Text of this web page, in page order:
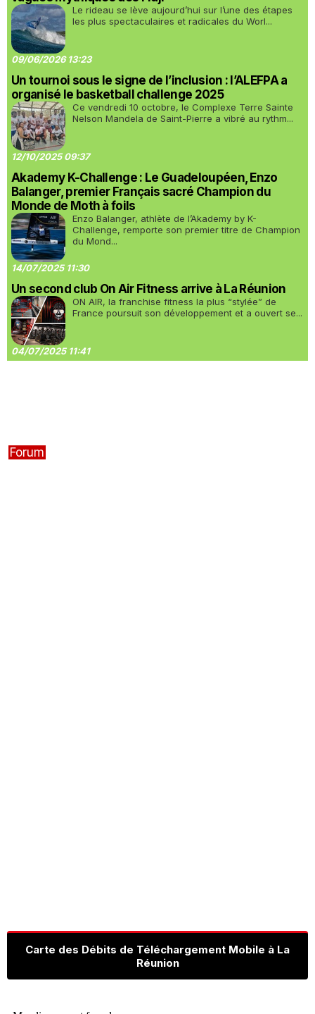
Le rideau se lève aujourd’hui sur l’une des étapes
les plus spectaculaires et radicales du Worl...
09/06/2026 13:23
Un tournoi sous le signe de l’inclusion : l’ALEFPA a
organisé le basketball challenge 2025
Ce vendredi 10 octobre, le Complexe Terre Sainte
Nelson Mandela de Saint-Pierre a vibré au rythm...
12/10/2025 09:37
Akademy K-Challenge : Le Guadeloupéen, Enzo
Balanger, premier Français sacré Champion du
Monde de Moth à foils
Enzo Balanger, athlète de l’Akademy by K-
Challenge, remporte son premier titre de Champion
du Mond...
14/07/2025 11:30
Un second club On Air Fitness arrive à La Réunion
ON AIR, la franchise fitness la plus “stylée” de
France poursuit son développement et a ouvert se...
04/07/2025 11:41
Forum
Carte des Débits de Téléchargement Mobile à La
Réunion